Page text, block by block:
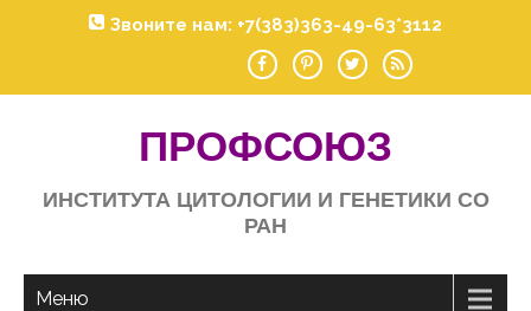
Звоните нам: +7(383)363-49-63*3112
ПРОФСОЮЗ
ИНСТИТУТА ЦИТОЛОГИИ И ГЕНЕТИКИ СО
РАН
Меню